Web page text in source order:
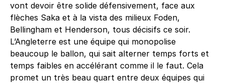
vont devoir être solide défensivement, face aux
flèches Saka et à la vista des milieux Foden,
Bellingham et Henderson, tous décisifs ce soir.
L’Angleterre est une équipe qui monopolise
beaucoup le ballon, qui sait alterner temps forts et
temps faibles en accélérant comme il le faut. Cela
promet un très beau quart entre deux équipes qui